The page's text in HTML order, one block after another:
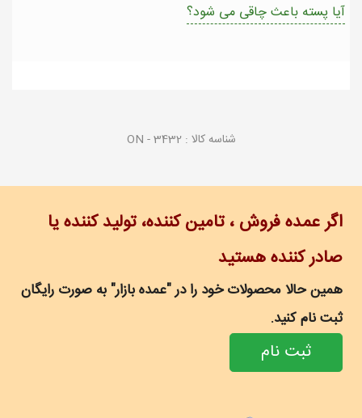
آیا پسته باعث چاقی می شود؟
شناسه کالا : ON - 3432
اگر عمده فروش ، تامین کننده، تولید کننده یا
صادر کننده هستید
همین حالا محصولات خود را در "عمده بازار" به صورت رایگان
ثبت نام کنید.
ثبت نام